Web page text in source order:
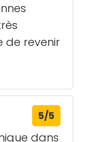
de revenir
5/5
dans